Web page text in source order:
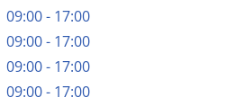
09:00 - 17:00
09:00 - 17:00
09:00 - 17:00
09:00 - 17:00